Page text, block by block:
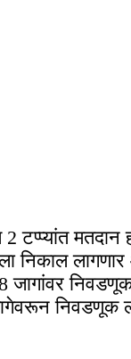
टप्प्यांत
निकाल
68 जागांवर